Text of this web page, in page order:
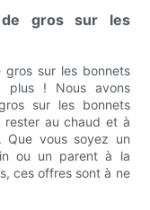
gros sur les
gros sur les bonnets
plus ! Nous avons
sur les bonnets
rester au chaud et à
Que vous soyez un
ou un parent à la
ces offres sont à ne